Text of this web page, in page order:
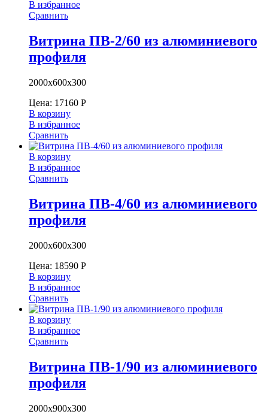
В избранное
Сравнить
Витрина ПВ-2/60 из алюминиевого
профиля
2000х600х300
Цена: 17160 Р
В корзину
В избранное
Сравнить
В корзину
В избранное
Сравнить
Витрина ПВ-4/60 из алюминиевого
профиля
2000х600х300
Цена: 18590 Р
В корзину
В избранное
Сравнить
В корзину
В избранное
Сравнить
Витрина ПВ-1/90 из алюминиевого
профиля
2000х900х300